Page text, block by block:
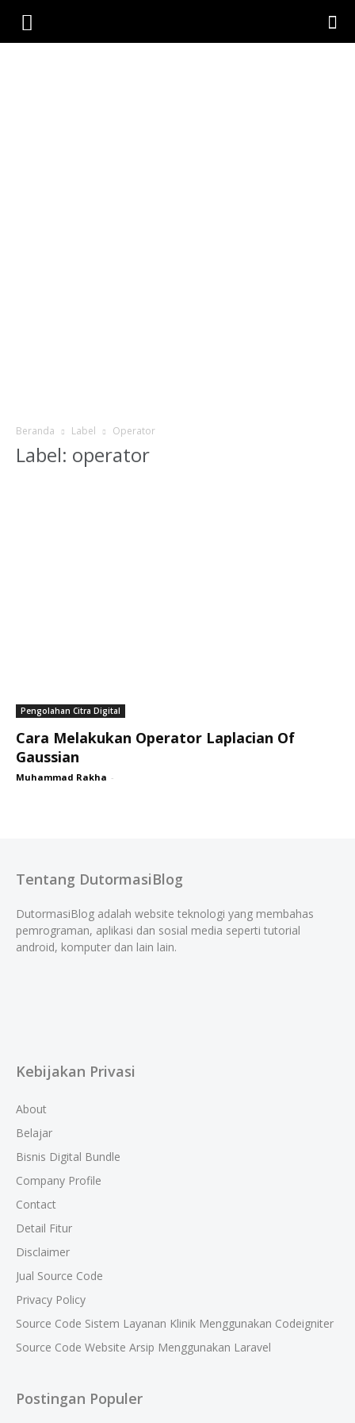
Beranda Label Operator
Label: operator
Pengolahan Citra Digital
Cara Melakukan Operator Laplacian Of
Gaussian
Muhammad Rakha -
Tentang DutormasiBlog
DutormasiBlog adalah website teknologi yang membahas
pemrograman, aplikasi dan sosial media seperti tutorial
android, komputer dan lain lain.
Kebijakan Privasi
About
Belajar
Bisnis Digital Bundle
Company Profile
Contact
Detail Fitur
Disclaimer
Jual Source Code
Privacy Policy
Source Code Sistem Layanan Klinik Menggunakan Codeigniter
Source Code Website Arsip Menggunakan Laravel
Postingan Populer